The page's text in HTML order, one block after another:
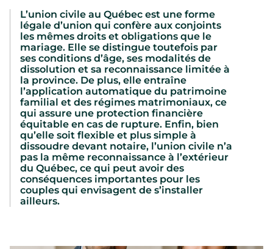
L’union civile au Québec est une forme
légale d’union qui confère aux conjoints
les mêmes droits et obligations que le
mariage. Elle se distingue toutefois par
ses conditions d’âge, ses modalités de
dissolution et sa reconnaissance limitée à
la province. De plus, elle entraîne
l’application automatique du patrimoine
familial et des régimes matrimoniaux, ce
qui assure une protection financière
équitable en cas de rupture. Enfin, bien
qu’elle soit flexible et plus simple à
dissoudre devant notaire, l’union civile n’a
pas la même reconnaissance à l’extérieur
du Québec, ce qui peut avoir des
conséquences importantes pour les
couples qui envisagent de s’installer
ailleurs.